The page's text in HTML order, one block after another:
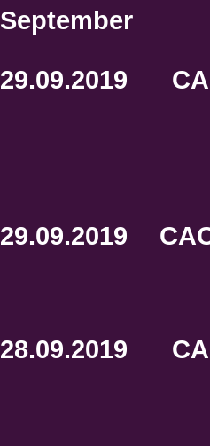
September
29.09.2019
29.09.2019
28.09.2019